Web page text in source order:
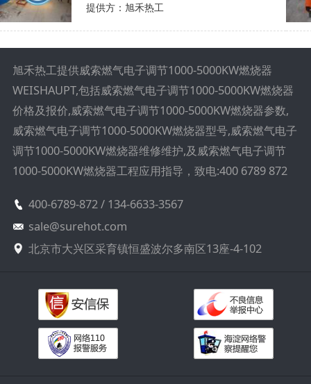
提供方：旭禾热工
旭禾热工提供威索燃气电子调节1000-5000KW燃烧器
WEISHAUPT,包括威索燃气电子调节1000-5000KW燃烧器
价格及报价,威索燃气电子调节1000-5000KW燃烧器参数,
威索燃气电子调节1000-5000KW燃烧器型号,威索燃气电子
调节1000-5000KW燃烧器维修维护,及威索燃气电子调节
1000-5000KW燃烧器工程应用指导，致电:400 6789 872
400-6789-872 / 134-6633-3567
sale@surehot.com
北京市大兴区采育镇恒盛波尔多南区13座-4-102